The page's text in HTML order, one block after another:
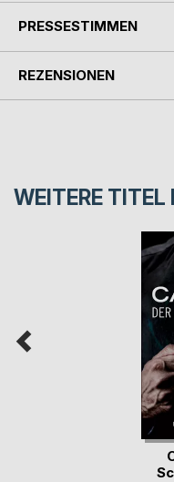
PRESSESTIMMEN
REZENSIONEN
WEITERE TITEL